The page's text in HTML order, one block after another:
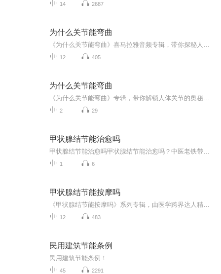
14 2687
为什么关节能弯曲
12 405
为什么关节能弯曲
2 29
甲状腺结节能治愈吗
1 6
甲状腺结节能按摩吗
12 483
民用建筑节能条例
民用建筑节能条例！
45 2291